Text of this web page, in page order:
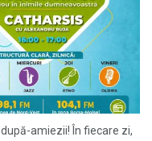
amiezii! În fiecare zi,